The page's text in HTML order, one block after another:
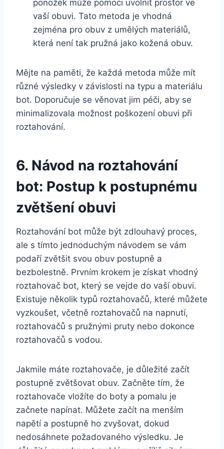
ponožek může pomoci uvolnit‌ prostor ve
vaší obuvi. Tato metoda je vhodná
zejména ⁣pro obuv z umělých⁢ materiálů,
‍která není tak pružná ‌jako kožená obuv.
Mějte na ​paměti, že každá​ metoda může mít⁣
různé výsledky v závislosti na typu ⁤a⁤ materiálu
bot. Doporučuje se věnovat jim péči, ⁣aby se
minimalizovala‍ možnost poškození obuvi při
roztahování.
6. Návod ⁣na roztahování
bot: Postup k ‍postupnému
zvětšení‌ obuvi
Roztahování bot ​může být zdlouhavý proces,
ale s tímto jednoduchým návodem se⁢ vám
podaří zvětšit svou obuv postupně⁤ a
bezbolestně. Prvním krokem je získat vhodný
roztahovač bot, který se vejde do⁣ vaší‌ obuvi.
Existuje několik typů roztahovačů,⁢ které‌ můžete
⁤vyzkoušet, včetně⁣ roztahovačů na napnutí,⁣
roztahovačů s pružnými pruty nebo‌ dokonce
roztahovačů s vodou.
Jakmile⁣ máte roztahovače, je důležité začít​
postupně ‍zvětšovat obuv.⁢ Začněte tím, že
roztahovače ⁢vložíte do boty a ⁢pomalu⁤ je⁢
začnete ​napínat. Můžete začít na menším
napětí a ⁢postupně ho zvyšovat,‌ dokud
‌nedosáhnete požadovaného výsledku. Je